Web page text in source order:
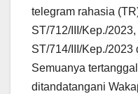
telegram rahasia
ST/712/III/Kep./
ST/714/III/Kep./2023
Semuanya
ditandatangani